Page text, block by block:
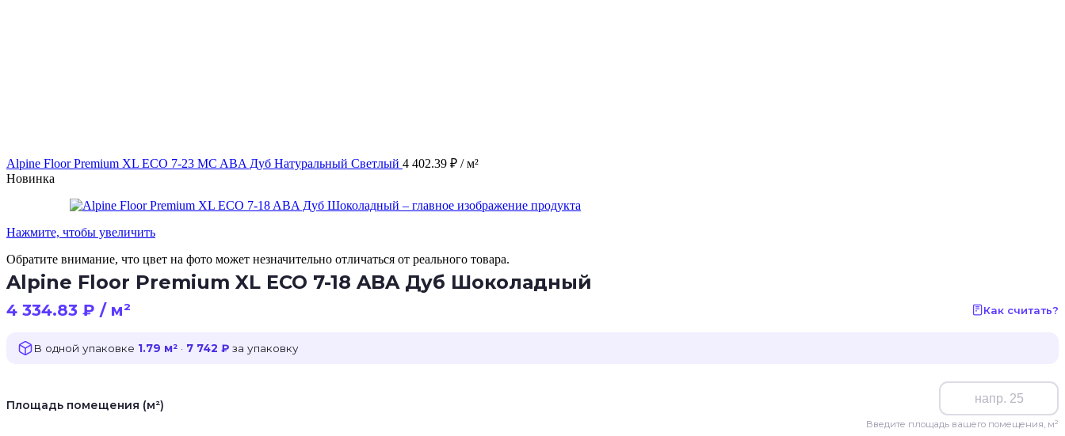
Alpine Floor Premium XL ECO 7-23 MC ABA Дуб Натуральный Светлый 4 402.39 ₽ / м²
Новинка
Нажмите, чтобы увеличить
Обратите внимание, что цвет на фото может незначительно отличаться от реального товара.
Alpine Floor Premium XL ECO 7-18 ABA Дуб Шоколадный
4 334.83 ₽ / м² Как считать?
В одной упаковке 1.79 м² · 7 742 ₽ за упаковку
Площадь помещения (м²)
Введите площадь вашего помещения, м²